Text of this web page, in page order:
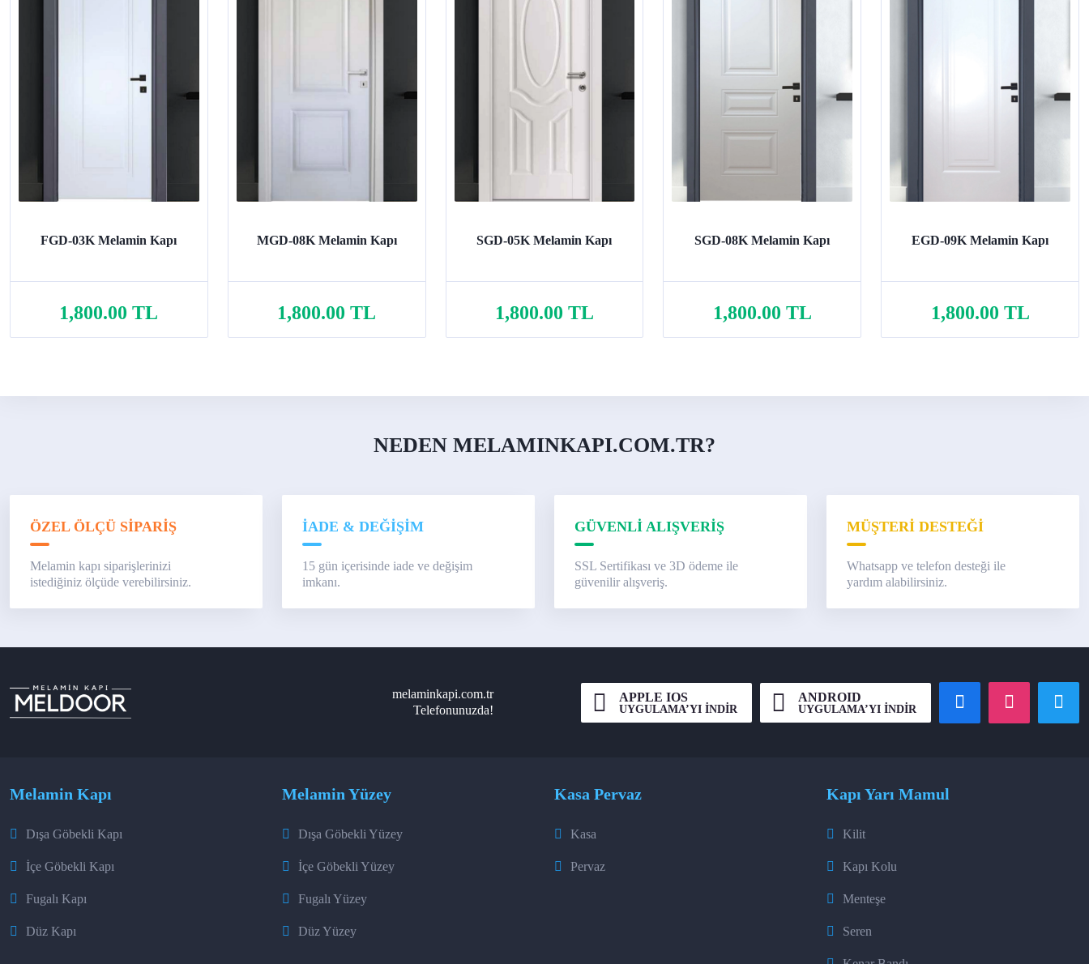
FGD-03K Melamin Kapı
1,800.00 TL
Sepete Ekle
MGD-08K Melamin Kapı
1,800.00 TL
Sepete Ekle
SGD-05K Melamin Kapı
1,800.00 TL
Sepete Ekle
SGD-08K Melamin Kapı
1,800.00 TL
Sepete Ekle
EGD-09K Melamin Kapı
1,800.00 TL
Sepete Ekle
NEDEN MELAMINKAPI.COM.TR?
ÖZEL ÖLÇÜ SİPARİŞ
Melamin kapı siparişlerinizi
istediğiniz ölçüde verebilirsiniz.
İADE & DEĞİŞİM
15 gün içerisinde iade ve değişim
imkanı.
GÜVENLİ ALIŞVERİŞ
SSL Sertifikası ve 3D ödeme ile
güvenilir alışveriş.
MÜŞTERİ DESTEĞİ
Whatsapp ve telefon desteği ile
yardım alabilirsiniz.
melaminkapi.com.tr
Telefonunuzda!
APPLE IOS
UYGULAMA’YI İNDİR
ANDROID
UYGULAMA’YI İNDİR
Melamin Kapı
Dışa Göbekli Kapı
İçe Göbekli Kapı
Fugalı Kapı
Düz Kapı
Melamin Yüzey
Dışa Göbekli Yüzey
İçe Göbekli Yüzey
Fugalı Yüzey
Düz Yüzey
Kasa Pervaz
Kasa
Pervaz
Kapı Yarı Mamul
Kilit
Kapı Kolu
Menteşe
Seren